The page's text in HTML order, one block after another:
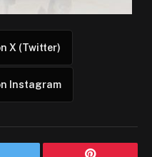
X (Twitter)
Instagram